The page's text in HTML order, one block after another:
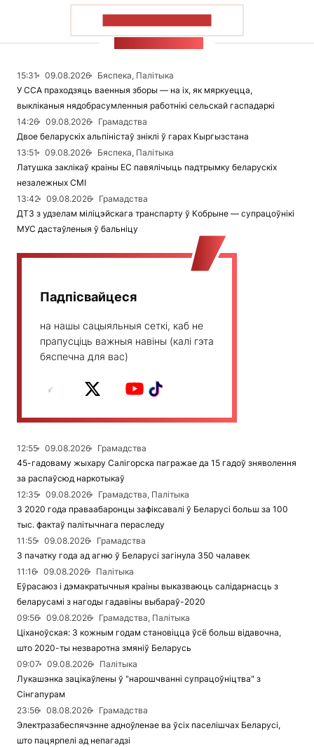
15:31 09.08.2026
Бяспека, Палітыка
У ССА праходзяць ваенныя зборы — на іх, як мяркуецца,
выкліканыя нядобрасумленныя работнікі сельскай гаспадаркі
14:26
09.08.2026
Грамадства
Двое беларускіх альпіністаў зніклі ў гарах Кыргызстана
13:51
09.08.2026
Бяспека, Палітыка
Латушка заклікаў краіны ЕС павялічыць падтрымку беларускіх
незалежных СМІ
13:42
09.08.2026
Грамадства
ДТЗ з удзелам міліцэйскага транспарту ў Кобрыне — супрацоўнікі
МУС дастаўленыя ў бальніцу
Падпісвайцеся
на нашы сацыяльныя сеткі, каб не
прапусціць важныя навіны (калі гэта
бяспечна для вас)
12:55 09.08.2026
Грамадства
45-гадоваму жыхару Салігорска пагражае да 15 гадоў зняволення
за распаўсюд наркотыкаў
12:35
09.08.2026
Грамадства, Палітыка
З 2020 года праваабаронцы зафіксавалі ў Беларусі больш за 100
тыс. фактаў палітычнага пераследу
11:55
09.08.2026
Грамадства
З пачатку года ад агню ў Беларусі загінула 350 чалавек
11:16
09.08.2026
Палітыка
Еўрасаюз і дэмакратычныя краіны выказваюць салідарнасць з
беларусамі з нагоды гадавіны выбараў-2020
09:56
09.08.2026
Грамадства, Палітыка
Ціханоўская: З кожным годам становіцца ўсё больш відавочна,
што 2020-ты незваротна змяніў Беларусь
09:07
09.08.2026
Палітыка
Лукашэнка зацікаўлены ў "нарошчванні супрацоўніцтва" з
Сінгапурам
23:56
08.08.2026
Грамадства
Электразабеспячэнне адноўленае ва ўсіх паселішчах Беларусі,
што пацярпелі ад непагадзі